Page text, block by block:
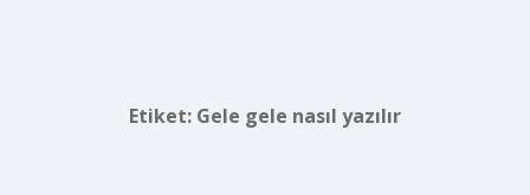
Etiket: Gele gele nasıl yazılır